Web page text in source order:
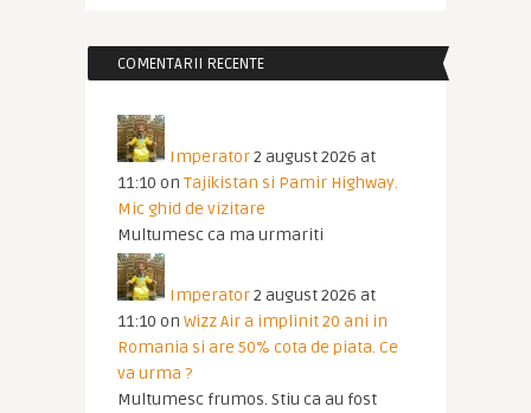
COMENTARII RECENTE
Imperator2 august 2026 at
11:10 on Tajikistan si Pamir Highway.
Mic ghid de vizitare
Multumesc ca ma urmariti
Imperator2 august 2026 at
11:10 on Wizz Air a implinit 20 ani in
Romania si are 50% cota de piata. Ce
va urma ?
Multumesc frumos. Stiu ca au fost